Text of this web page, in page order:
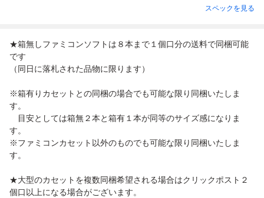
スペックを見る
★箱無しファミコンソフトは８本まで１個口分の送料で同梱可能
です
（同日に落札された品物に限ります）
※箱有りカセットとの同梱の場合でも可能な限り同梱いたしま
す。
目安としては箱無２本と箱有１本が同等のサイズ感になりま
す。
※ファミコンカセット以外のものでも可能な限り同梱いたしま
す。
★大型のカセットを複数同梱希望される場合はクリックポスト２
個口以上になる場合がございます。